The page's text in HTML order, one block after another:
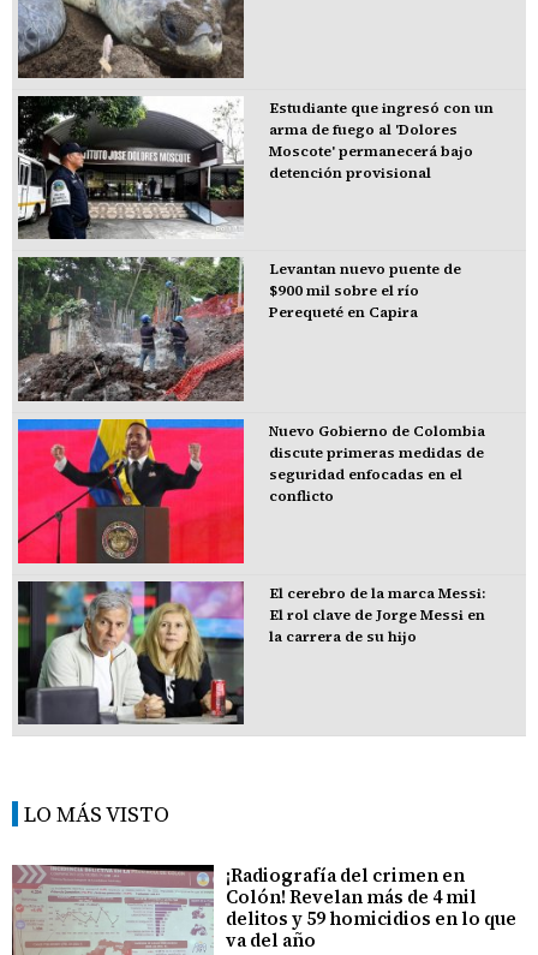
Estudiante que ingresó con un
arma de fuego al 'Dolores
Moscote' permanecerá bajo
detención provisional
Levantan nuevo puente de
$900 mil sobre el río
Perequeté en Capira
Nuevo Gobierno de Colombia
discute primeras medidas de
seguridad enfocadas en el
conflicto
El cerebro de la marca Messi:
El rol clave de Jorge Messi en
la carrera de su hijo
LO MÁS VISTO
¡Radiografía del crimen en
Colón! Revelan más de 4 mil
delitos y 59 homicidios en lo que
va del año